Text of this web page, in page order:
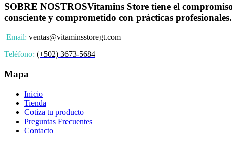
SOBRE NOSTROSVitamins Store tiene el
consciente y comprometido con prácticas profesionales.
Email: ventas@vitaminsstoregt.com
Teléfono: (+502) 3673-5684
Mapa
Inicio
Tienda
Cotiza tu producto
Preguntas Frecuentes
Contacto